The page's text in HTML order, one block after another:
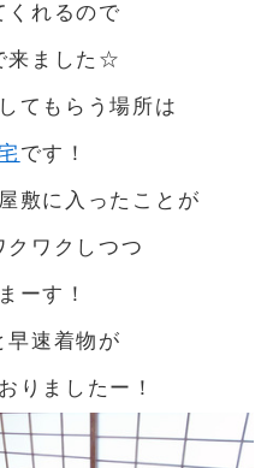
くれるので
来ました☆
てもらう場所は
です！
敷に入ったことが
ワクしつつ
ーす！
早速着物が
りましたー！